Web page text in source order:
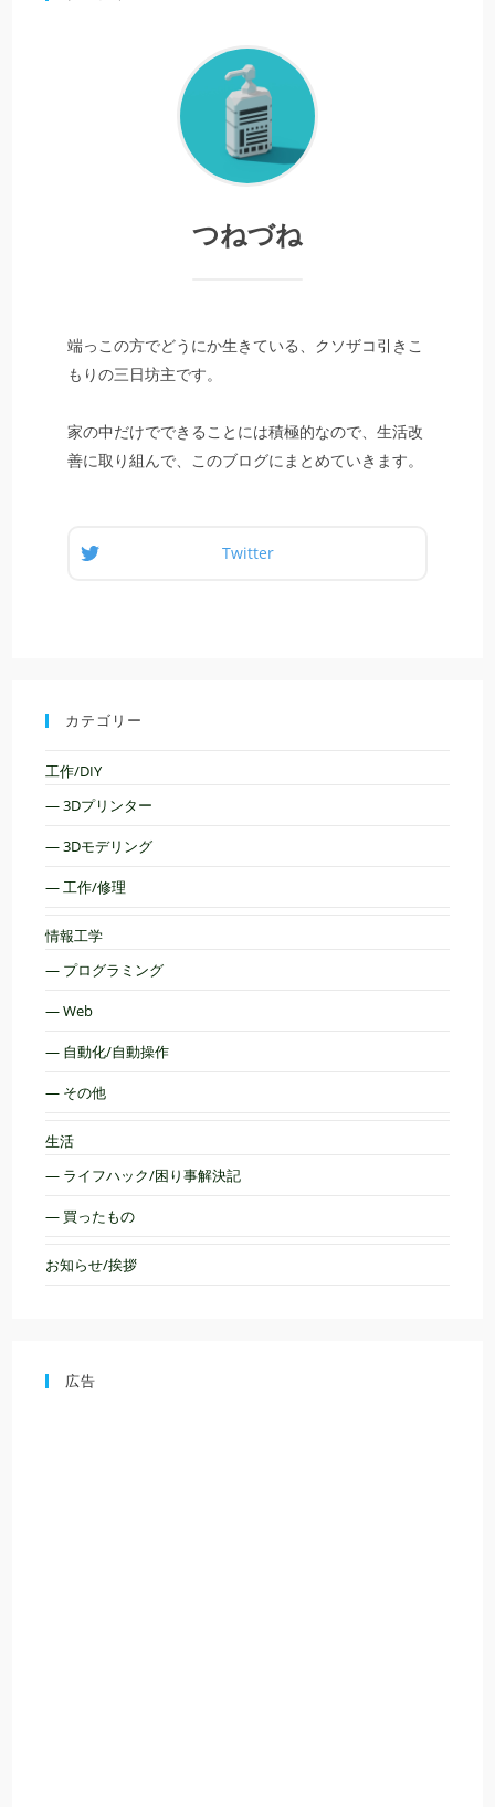
つねづね
端っこの方でどうにか生きている、クソザコ引きこ
もりの三日坊主です。
家の中だけでできることには積極的なので、生活改
善に取り組んで、このブログにまとめていきます。
Twitter
カテゴリー
工作/DIY
— 3Dプリンター
— 3Dモデリング
— 工作/修理
情報工学
— プログラミング
— Web
— 自動化/自動操作
— その他
生活
— ライフハック/困り事解決記
— 買ったもの
お知らせ/挨拶
広告